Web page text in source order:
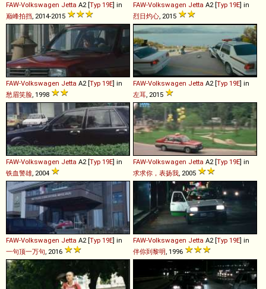
FAW-Volkswagen Jetta A2 [Typ 19E] in
巅峰拍挡 , 2014-2015
FAW-Volkswagen Jetta A2 [Typ 19E] in
烈日灼心 , 2015
FAW-Volkswagen Jetta A2 [Typ 19E] in
愁眉笑脸 , 1998
FAW-Volkswagen Jetta A2 [Typ 19E] in
左耳 , 2015
FAW-Volkswagen Jetta A2 [Typ 19E] in
铁血警雄 , 2004
FAW-Volkswagen Jetta A2 [Typ 19E] in
求求你，表扬我 , 2005
FAW-Volkswagen Jetta A2 [Typ 19E] in
一句顶一万句 , 2016
FAW-Volkswagen Jetta A2 [Typ 19E] in
伴你到黎明 , 1996